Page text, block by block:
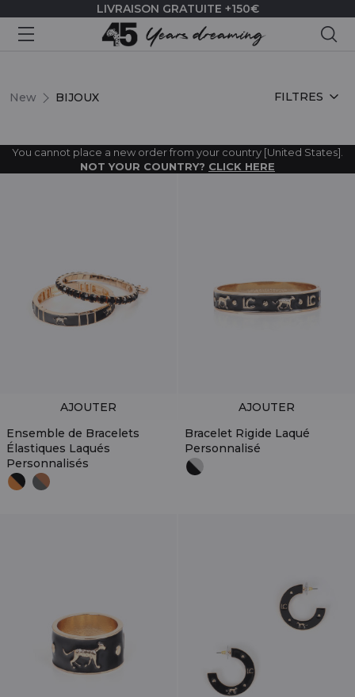
LIVRAISON GRATUITE +150€
New BIJOUX
BIJOUX FILTRES
You cannot place a new order from your country [United States].
NOT YOUR COUNTRY? CLICK HERE
Ensemble de Bracelets
Élastiques Laqués
Personnalisés
AJOUTER
Bracelet Rigide Laqué
Personnalisé
AJOUTER